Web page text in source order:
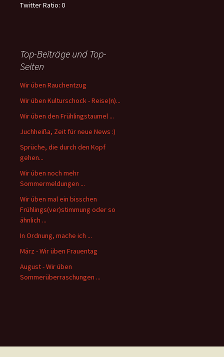
Twitter Ratio: 0
Top-Beiträge und Top-
Seiten
Wir üben Rauchentzug
Wir üben Kulturschock - Reise(n)...
Wir üben den Frühlingstaumel ...
Juchheißa, Zeit für neue News :)
Sprüche, die durch den Kopf
gehen...
Wir üben noch mehr
Sommermeldungen ...
Wir üben mal ein bisschen
Frühlings(ver)stimmung oder so
ähnlich ...
In Ordnung, mache ich ...
März - Wir üben Frauentag
August - Wir üben
Sommerüberraschungen ...